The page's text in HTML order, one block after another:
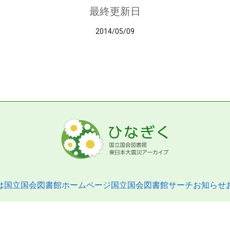
最終更新日
2014/05/09
国立国会図書館ホームページ国立国会図書館サーチお知らせ